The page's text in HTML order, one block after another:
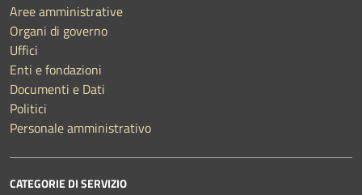
Aree amministrative
Organi di governo
Uffici
Enti e fondazioni
Documenti e Dati
Politici
Personale amministrativo
CATEGORIE DI SERVIZIO